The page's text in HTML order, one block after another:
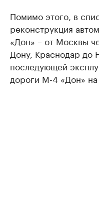
Помимо этого, в
реконструкция
«Дон» – от Москвы
Дону, Краснодар до
последующей
дороги М-4 «Дон» на